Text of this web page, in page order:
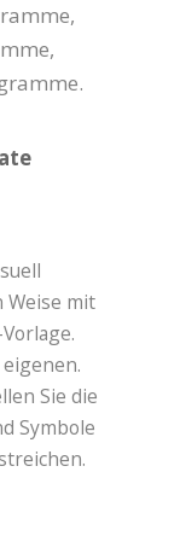
Weise mit
Sie die
Symbole